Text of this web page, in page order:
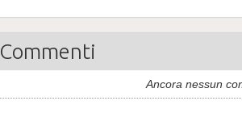
Commenti
Ancora nessun